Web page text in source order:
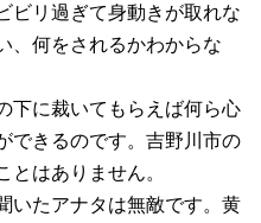
ビリ過ぎて身動きが取れな
、何をされるかわからな
下に裁いてもらえば何ら心
できるのです。吉野川市の
とはありません。
いたアナタは無敵です。黄